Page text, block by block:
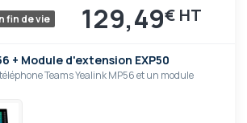
fin de vie 129,49€
+ Module d'extension EXP50
Teams Yealink MP56 et un module